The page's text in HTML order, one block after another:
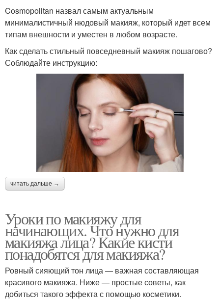
Cosmopolitan назвал самым актуальным
минималистичный нюдовый макияж, который идет всем
типам внешности и уместен в любом возрасте.
Как сделать стильный повседневный макияж пошагово?
Соблюдайте инструкцию:
читать дальше →
Уроки по макияжу для
начинающих. Что нужно для
макияжа лица? Какие кисти
понадобятся для макияжа?
Ровный сияющий тон лица — важная составляющая
красивого макияжа. Ниже — простые советы, как
добиться такого эффекта с помощью косметики.